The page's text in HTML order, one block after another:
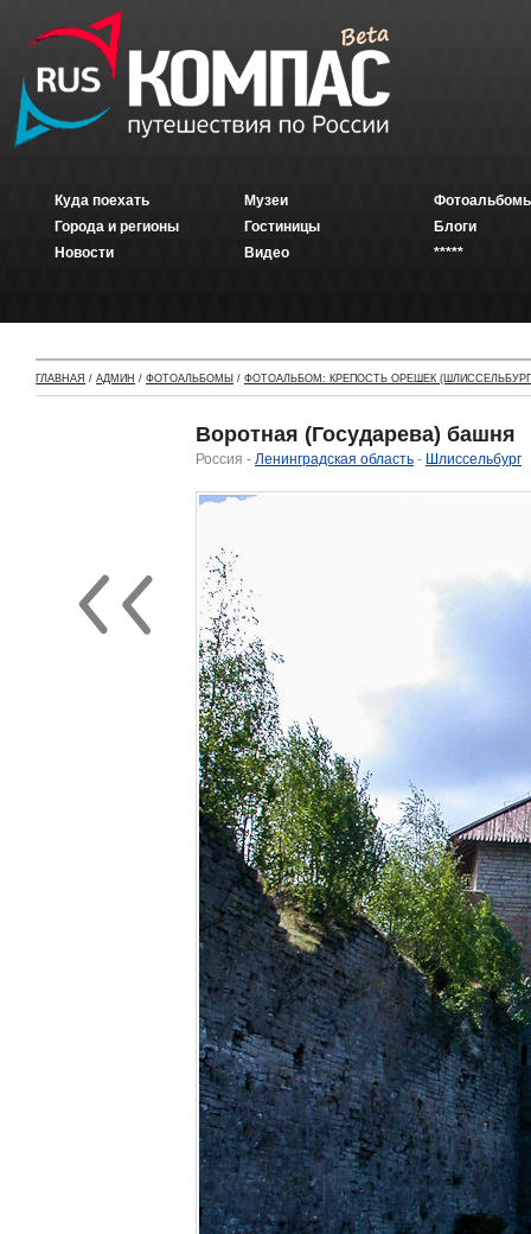
Куда поехать
Города и регионы
Новости
Музеи
Гостиницы
Видео
Блоги
*****
ГЛАВНАЯ / АДМИН / ФОТОАЛЬБОМЫ / ФОТОАЛЬБОМ: КРЕПОСТЬ ОРЕШЕК
Воротная (Государева) башня
Россия - Ленинградская область - Шлиссельбург